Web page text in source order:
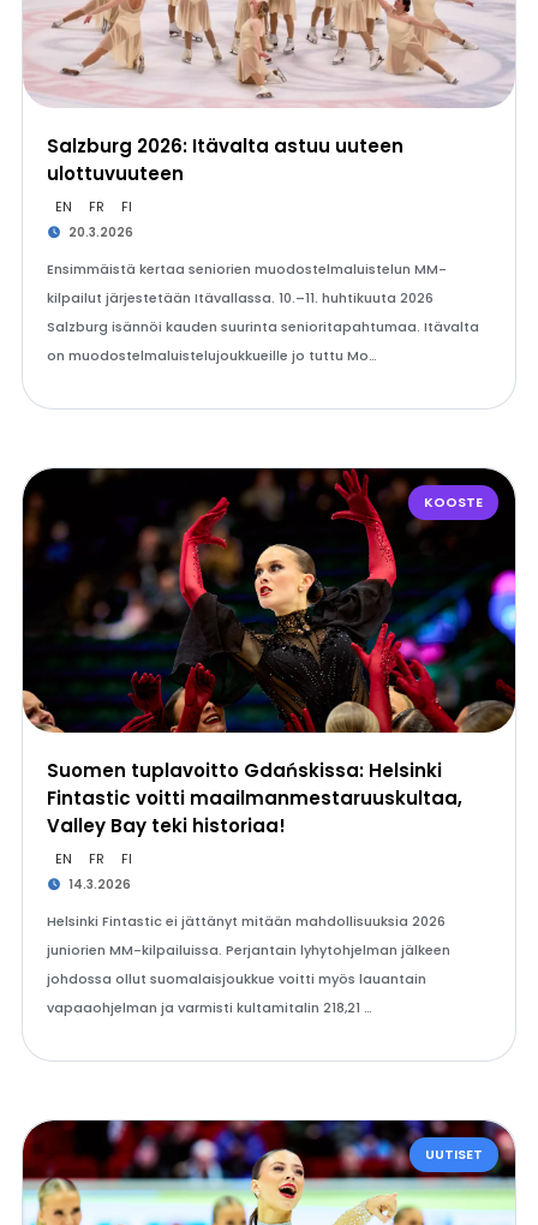
Salzburg 2026: Itävalta astuu uuteen
ulottuvuuteen
EN FR FI
20.3.2026
Ensimmäistä kertaa seniorien muodostelmaluistelun MM-
kilpailut järjestetään Itävallassa. 10.–11. huhtikuuta 2026
Salzburg isännöi kauden suurinta senioritapahtumaa. Itävalta
on muodostelmaluistelujoukkueille jo tuttu Mo…
KOOSTE
Suomen tuplavoitto Gdańskissa: Helsinki
Fintastic voitti maailmanmestaruuskultaa,
Valley Bay teki historiaa!
EN FR FI
14.3.2026
Helsinki Fintastic ei jättänyt mitään mahdollisuuksia 2026
juniorien MM-kilpailuissa. Perjantain lyhytohjelman jälkeen
johdossa ollut suomalaisjoukkue voitti myös lauantain
vapaaohjelman ja varmisti kultamitalin 218,21 …
UUTISET